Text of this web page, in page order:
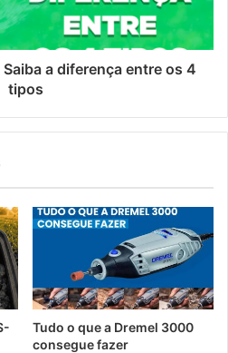
a diferença entre os 4
tipos
Tudo o que a Dremel 3000
consegue fazer